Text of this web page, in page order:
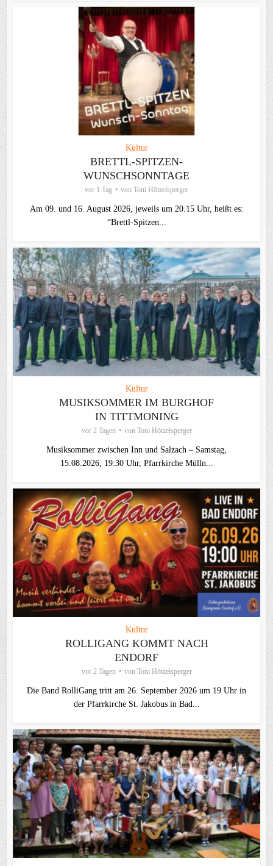
Kultur
BRETTL-SPITZEN-
WUNSCHSONNTAGE
vor 1 Tag von Toni Hötzelsperger
Am 09. und 16. August 2026, jeweils um 20.15 Uhr, heißt es:
“Brettl-Spitzen...
Kultur
MUSIKSOMMER IM BURGHOF
IN TITTMONING
vor 2 Tagen von Toni Hötzelsperger
Musiksommer zwischen Inn und Salzach – Samstag,
15.08.2026, 19:30 Uhr, Pfarrkirche Mülln...
Kultur
ROLLIGANG KOMMT NACH
ENDORF
vor 2 Tagen von Toni Hötzelsperger
Die Band RolliGang tritt am 26. September 2026 um 19 Uhr in
der Pfarrkirche St. Jakobus in Bad...